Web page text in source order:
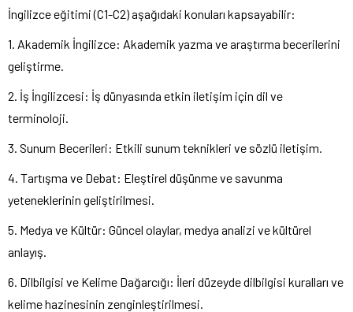
İngilizce eğitimi (C1-C2) aşağıdaki konuları kapsayabilir:
1. Akademik İngilizce: Akademik yazma ve araştırma becerilerini
geliştirme.
2. İş İngilizcesi: İş dünyasında etkin iletişim için dil ve
terminoloji.
3. Sunum Becerileri: Etkili sunum teknikleri ve sözlü iletişim.
4. Tartışma ve Debat: Eleştirel düşünme ve savunma
yeteneklerinin geliştirilmesi.
5. Medya ve Kültür: Güncel olaylar, medya analizi ve kültürel
anlayış.
6. Dilbilgisi ve Kelime Dağarcığı: İleri düzeyde dilbilgisi kuralları ve
kelime hazinesinin zenginleştirilmesi.